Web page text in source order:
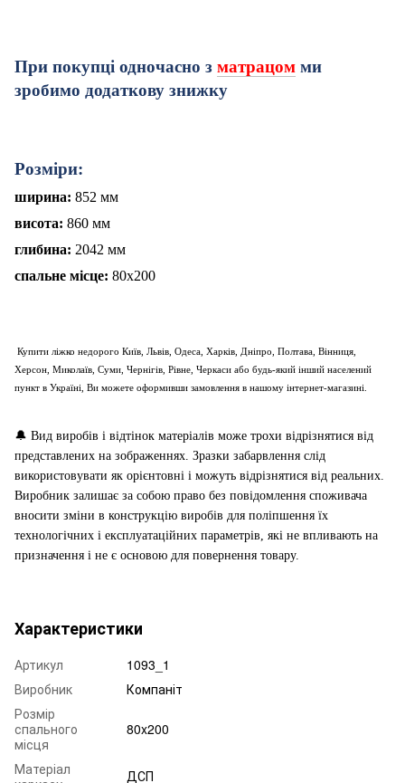
При покупці одночасно з матрацом ми
зробимо додаткову знижку
Розміри:
ширина: 852 мм
висота: 860 мм
глибина: 2042 мм
спальне місце: 80х200
Купити ліжко недорого Київ, Львів, Одеса, Харків, Дніпро, Полтава, Вінниця,
Херсон, Миколаїв, Суми, Чернігів, Рівне, Черкаси або будь-який інший населений
пункт в Україні, Ви можете оформивши замовлення в нашому інтернет-магазині.
🔔 Вид виробів і відтінок матеріалів може трохи відрізнятися від
представлених на зображеннях. Зразки забарвлення слід
використовувати як орієнтовні і можуть відрізнятися від реальних.
Виробник залишає за собою право без повідомлення споживача
вносити зміни в конструкцію виробів для поліпшення їх
технологічних і експлуатаційних параметрів, які не впливають на
призначення і не є основою для повернення товару.
Характеристики
Артикул
1093_1
Виробник
Компаніт
Розмір
спального
місця
80x200
Матеріал
ДСП